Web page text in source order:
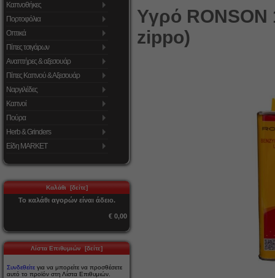
Καπνοθήκες
Πορτοφόλια
Οπτικά
Πίπες τσιγάρων
Αναπτήρες & αξεσουάρ
Πίπες Καπνού & Αξεσουάρ
Ναργιλέδες
Καπνοί
Πούρα
Herb & Grinders
Είδη MARKET
Καλάθι [δείτε]
Το καλάθι αγορών είναι άδειο.
€ 0,00
Λίστα Επιθυμιών [δείτε]
Συνδεθείτε για να μπορείτε να προσθέσετε
αυτό το προϊόν στη Λίστα Επιθυμιών.
Υγρό RONSON
zippo)